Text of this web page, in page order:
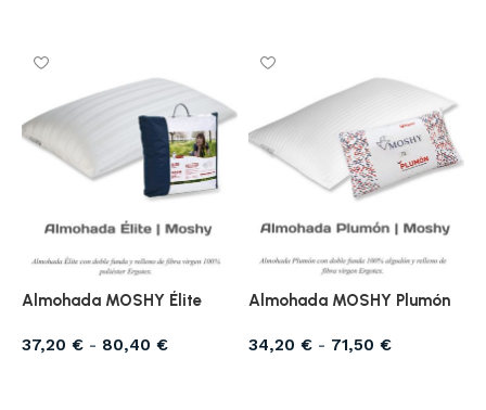
Almohada MOSHY Élite
37,20 € - 80,40 €
Almohada MOSHY Plumón
34,20 € - 71,50 €